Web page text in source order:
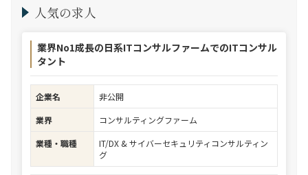
人気の求人
業界No1成長の日系ITコンサルファームでのITコンサル
タント
企業名
非公開
業界
コンサルティングファーム
業種・職種
IT/DX & サイバーセキュリティコンサルティン
グ